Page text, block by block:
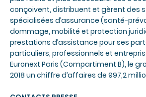
conçoivent, distribuent et gèrent des
spécialisées d’assurance (santé-
dommage, mobilité et protection
prestations d’assistance pour ses
particuliers, professionnels et
Euronext Paris (Compartiment B), le
2018 un chiffre d’affaires de 997,2